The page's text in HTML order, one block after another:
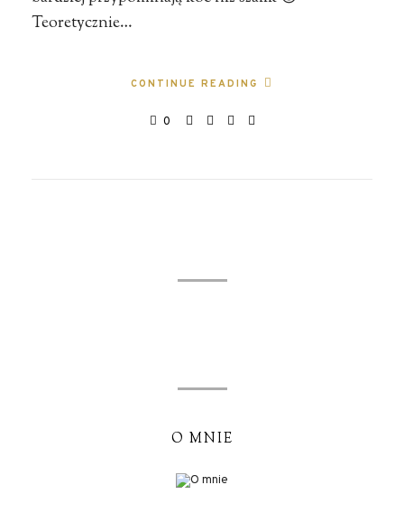
Teoretycznie…
CONTINUE READING
0
O MNIE